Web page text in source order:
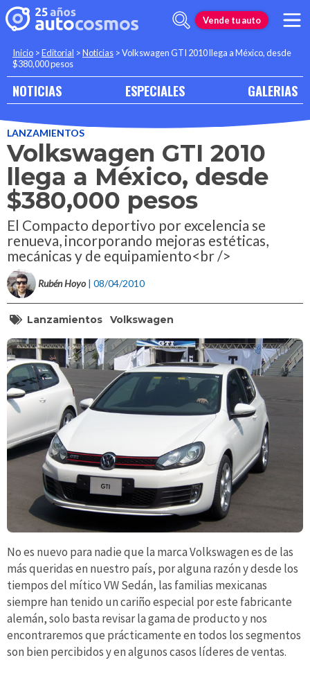
Vende tu auto
Inicio >Editorial >Noticias >Volkswagen GTI 2010 llega a México, desde
$380,000 pesos
NOTICIAS ESPECIALES GALERIAS
LANZAMIENTOS
Volkswagen GTI 2010
llega a México, desde
$380,000 pesos
El Compacto deportivo por excelencia se
renueva, incorporando mejoras estéticas,
mecánicas y de equipamiento<br />
Rubén Hoyo | 08/04/2010
Lanzamientos Volkswagen
No es nuevo para nadie que la marca Volkswagen es de las
más queridas en nuestro país, por alguna razón y desde los
tiempos del mítico VW Sedán, las familias mexicanas
siempre han tenido un cariño especial por este fabricante
alemán, solo basta revisar la gama de producto y nos
encontraremos que prácticamente en todos los segmentos
son bien percibidos y en algunos casos líderes de ventas.